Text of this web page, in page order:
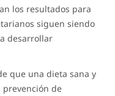
los resultados para
siguen siendo
desarrollar
que una dieta sana y
de